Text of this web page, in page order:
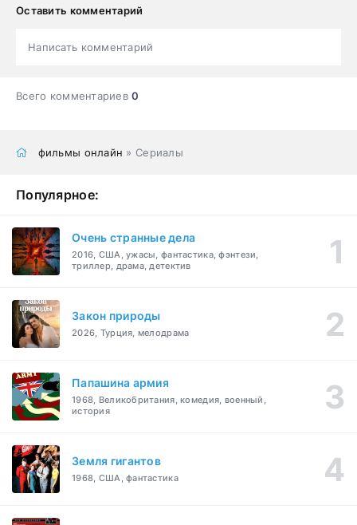
Оставить комментарий
Написать комментарий
Всего комментариев0
фильмы онлайн » Сериалы
Популярное:
Очень странные дела
2016, США, ужасы, фантастика, фэнтези,
триллер, драма, детектив
Закон природы
2026, Турция, мелодрама
Папашина армия
1968, Великобритания, комедия, военный,
история
Земля гигантов
1968, США, фантастика